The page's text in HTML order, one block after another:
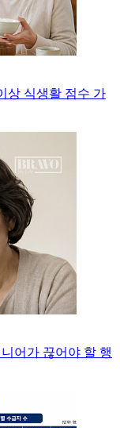
상 식생활 점수 가
어가 끊어야 할 행